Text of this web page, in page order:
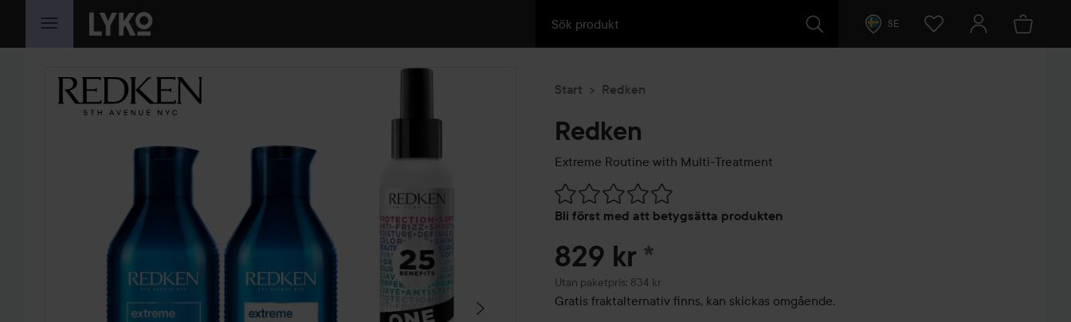
HOPPA TILL INNEHÅLLET SE
HOPPA ÖVER SEKTIONEN Start Redken
Redken
Extreme Routine with Multi-Treatment
Bli först med att betygsätta produkten
Hoppa till Betyg & kommentarer
829 kr *
Utan paketpris: 834 kr
Gratis fraktalternativ finns, kan skickas omgående.